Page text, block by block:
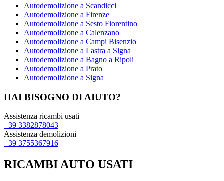
Autodemolizione a Scandicci
Autodemolizione a Firenze
Autodemolizione a Sesto Fiorentino
Autodemolizione a Calenzano
Autodemolizione a Campi Bisenzio
Autodemolizione a Lastra a Signa
Autodemolizione a Bagno a Ripoli
Autodemolizione a Prato
Autodemolizione a Signa
HAI BISOGNO DI AIUTO?
Assistenza ricambi usati
+39 3382878043
Assistenza demolizioni
+39 3755367916
RICAMBI AUTO USATI